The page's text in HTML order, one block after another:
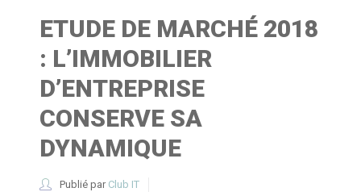
ETUDE DE MARCHÉ 2018
: L’IMMOBILIER
D’ENTREPRISE
CONSERVE SA
DYNAMIQUE
Publié par Club IT